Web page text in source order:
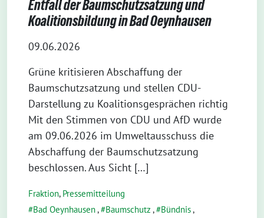
Entfall der Baumschutzsatzung und
Koalitionsbildung in Bad Oeynhausen
09.06.2026
Grüne kritisieren Abschaffung der
Baumschutzsatzung und stellen CDU-
Darstellung zu Koalitionsgesprächen richtig
Mit den Stimmen von CDU und AfD wurde
am 09.06.2026 im Umweltausschuss die
Abschaffung der Baumschutzsatzung
beschlossen. Aus Sicht […]
Fraktion, Pressemitteilung
Bad Oeynhausen, Baumschutz , Bündnis,